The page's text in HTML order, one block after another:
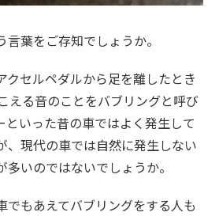
言葉をご存知でしょうか。
クセルペダルから足を離したとき
える音のことをバブリングと呼び
といった昔の車ではよく発生して
、現代の車では自然に発生しない
いのではないでしょうか。
でもあえてバブリングをする人も